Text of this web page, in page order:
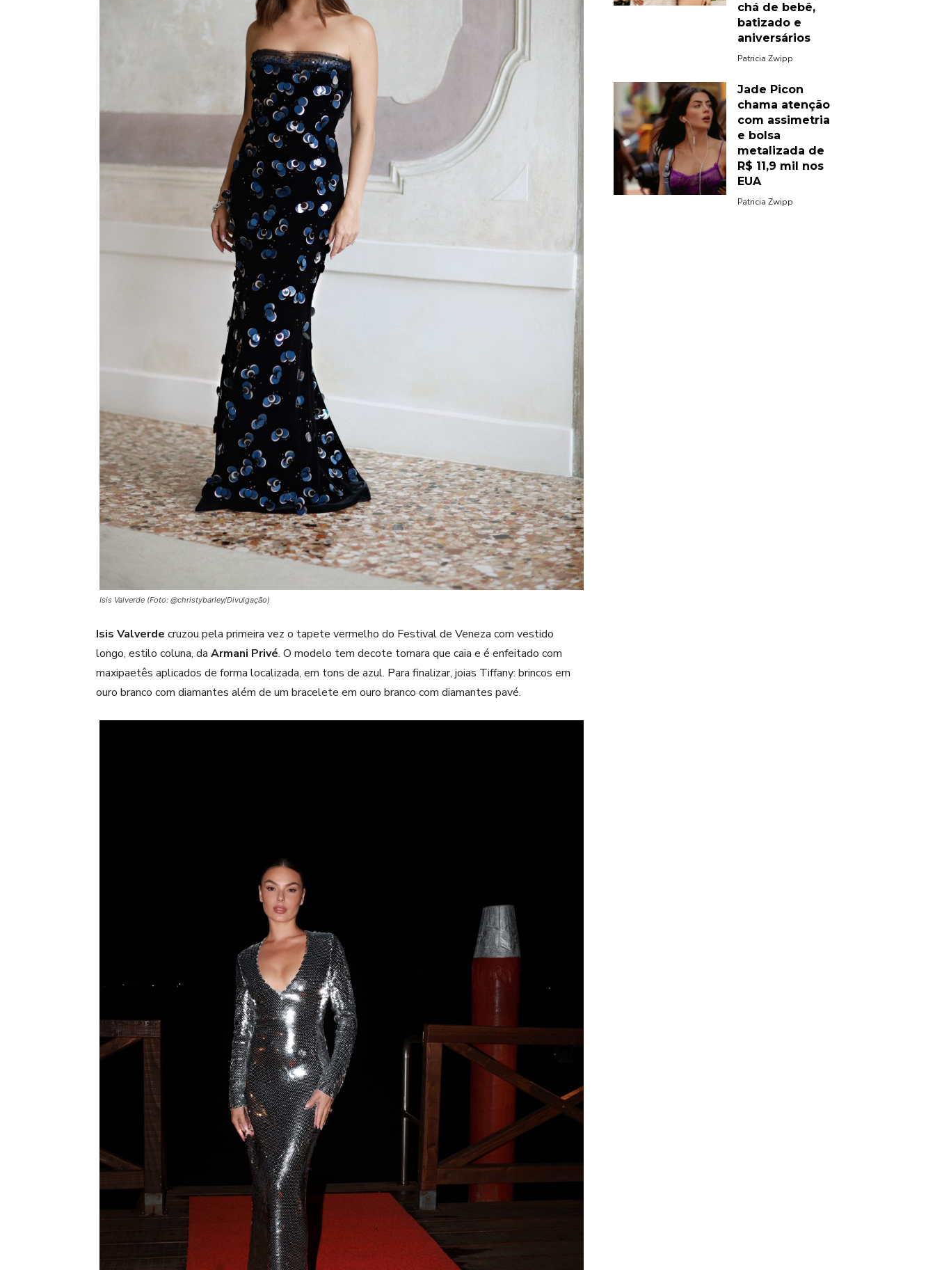
Isis Valverde (Foto: @christybarley/Divulgação)
Isis Valverde cruzou pela primeira vez o tapete vermelho do Festival de Veneza com vestido
longo, estilo coluna, da Armani Privé. O modelo tem decote tomara que caia e é enfeitado com
maxipaetês aplicados de forma localizada, em tons de azul. Para finalizar, joias Tiffany: brincos em
ouro branco com diamantes além de um bracelete em ouro branco com diamantes pavé.
chá de bebê,
batizado e
aniversários
Patricia Zwipp
Jade Picon
chama atenção
com assimetria
e bolsa
metalizada de
R$ 11,9 mil nos
EUA
Patricia Zwipp